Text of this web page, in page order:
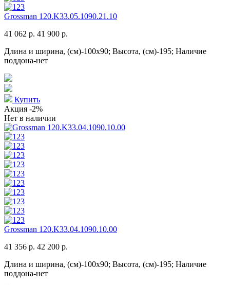
Grossman 120.K33.05.1090.21.10
41 062 р. 41 900 р.
Длина и ширина, (см)-100x90; Высота, (см)-195; Наличие
поддона-нет
Купить
Акция -2%
Нет в наличии
Grossman 120.K33.04.1090.10.00
41 356 р. 42 200 р.
Длина и ширина, (см)-100x90; Высота, (см)-195; Наличие
поддона-нет